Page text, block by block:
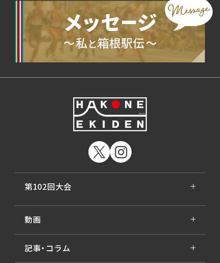
第102回大会
動画
記事・コラム